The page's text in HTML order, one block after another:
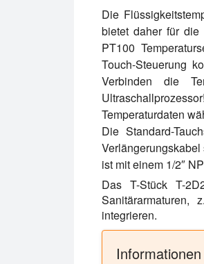
Die
bietet daher für die
PT100
Touch-Steuerung
Verbinden die
Temperaturdaten
Die Standard-
ist mit einem 1/2″
Das T-Stück T-
Sanitärarmaturen,
integrieren.